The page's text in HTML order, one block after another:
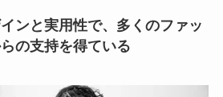
ンと実用性で、多くのファッ
の支持を得ている